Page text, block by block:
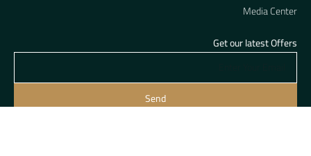
Media Center
Get our latest Offers
Send